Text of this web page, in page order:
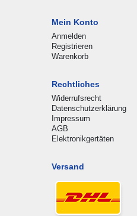
Mein Konto
Anmelden
Registrieren
Warenkorb
Rechtliches
Widerrufsrecht
Datenschutzerklärung
Impressum
AGB
Elektronikgertäten
Versand